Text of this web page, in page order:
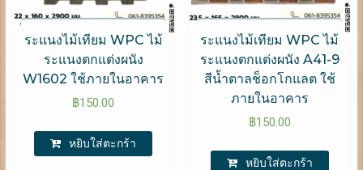
ระแนงไม้เทียม WPC ไม้
ระแนงตกแต่งผนัง
W1602 ใช้ภายในอาคาร
฿150.00
หยิบใส่ตะกร้า
ระแนงไม้เทียม WPC ไม้
ระแนงตกแต่งผนัง A41-9
สีน้ำตาลช็อกโกแลต ใช้
ภายในอาคาร
฿150.00
หยิบใส่ตะกร้า